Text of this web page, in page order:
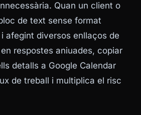
Quan un client o
de text sense format
afegint diversos enllaços de
respostes aniuades, copiar
detalls a Google Calendar
de treball i multiplica el risc